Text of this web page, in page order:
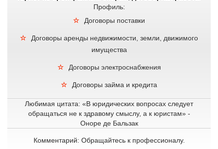
Профиль:
Договоры поставки
Договоры аренды недвижимости, земли, движимого
имущества
Договоры электроснабжения
Договоры займа и кредита
Любимая цитата: «В юридических вопросах следует
обращаться не к здравому смыслу, а к юристам» -
Оноре де Бальзак
Комментарий: Обращайтесь к профессионалу.